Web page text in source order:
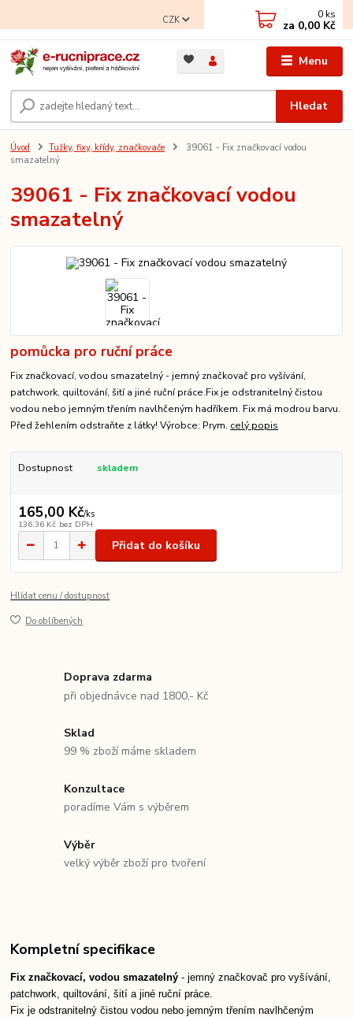
Menu
CZK
Hledat
0 ks
za 0,00 Kč
Úvod Tužky, fixy, křídy, značkovače
39061 - Fix značkovací vodou
smazatelný
39061 - Fix značkovací vodou
smazatelný
pomůcka pro ruční práce
Fix značkovací, vodou smazatelný - jemný značkovač pro vyšívání,
patchwork, quiltování, šití a jiné ruční práce.Fix je odstranitelný čistou
vodou nebo jemným třením navlhčeným hadříkem. Fix má modrou barvu.
Před žehlením odstraňte z látky! Výrobce: Prym. celý popis
Dostupnost skladem
165,00 Kč/ks
136,36 Kč bez DPH
Přidat do košíku
Hlídat cenu / dostupnost
Do oblíbených
Doprava zdarma
při objednávce nad 1800,- Kč
Sklad
99 % zboží máme skladem
Konzultace
poradíme Vám s výběrem
Výběr
velký výběr zboží pro tvoření
Kompletní specifikace
Fix značkovací, vodou smazatelný - jemný značkovač pro vyšívání,
patchwork, quiltování, šití a jiné ruční práce.
Fix je odstranitelný čistou vodou nebo jemným třením navlhčeným